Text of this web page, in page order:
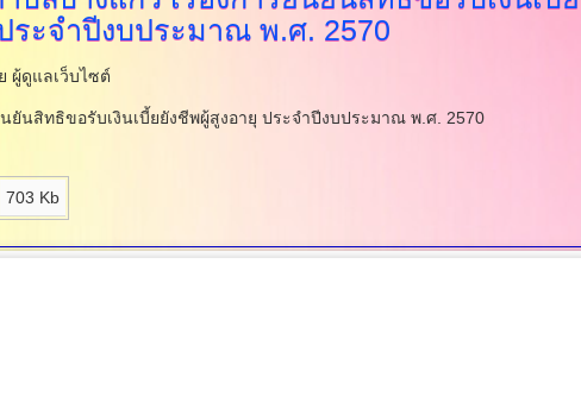
ระจำปีงบประมาณ พ.ศ. 2570
ผู้ดูแลเว็บไซต์
ยันสิทธิขอรับเงินเบี้ยยังชีพผู้สูงอายุ ประจำปีงบประมาณ พ.ศ. 2570
703 Kb